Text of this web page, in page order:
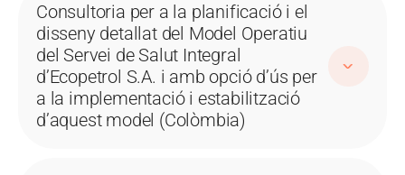
Consultoria per a la planificació i el
disseny detallat del Model Operatiu
del Servei de Salut Integral
d’Ecopetrol S.A. i amb opció d’ús per
a la implementació i estabilització
d’aquest model (Colòmbia)